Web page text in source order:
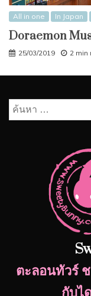
All in one In Japan
Doraemon
25/03/2019 2 min
ค้นหา
สำหรับ:
ตะลอนทัวร์